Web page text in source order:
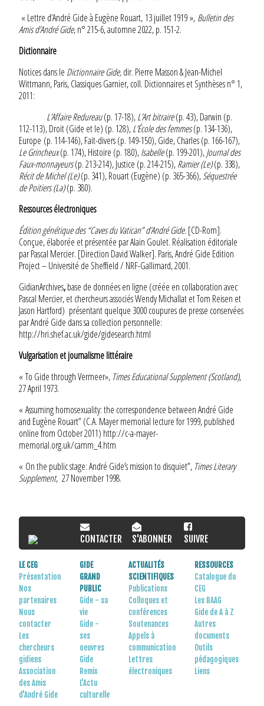
« Lettre d’André Gide à Eugène Rouart, 13 juillet 1919 », Bulletin des
Amis d’André Gide, n° 215-6, automne 2022, p. 151-2.
Dictionnaire
Notices dans le Dictionnaire Gide,dir. Pierre Masson & Jean-Michel
Wittmann, Paris, Classiques Garnier, coll. Dictionnaires et Synthèses n° 1,
2011:
L’Affaire Redureau(p. 17-18),L’Art bitraire(p. 43), Darwin (p.
112-113), Droit (Gide et le) (p. 128),L’École des femmes(p. 134-136),
Europe (p. 114-146), Fait-divers (p. 149-150), Gide, Charles (p. 166-167),
Le Grincheux(p. 174), Histoire (p. 180),Isabelle(p. 199-201),Journal des
Faux-monnayeurs(p. 213-214), Justice (p. 214-215),Ramier (Le)(p. 338),
Récit de Michel (Le)(p. 341), Rouart (Eugène) (p. 365-366),Séquestrée
de Poitiers (La)(p. 380).
Ressources électroniques
Édition génétique des “Caves du Vatican” d’André Gide.[CD-Rom].
Conçue, élaborée et présentée par Alain Goulet. Réalisation éditoriale
par Pascal Mercier. [Direction David Walker]. Paris, André Gide Edition
Project – Université de Sheffield / NRF-Gallimard, 2001.
GidianArchives,base de données en ligne (créée en collaboration avec
Pascal Mercier, et chercheurs associés Wendy Michallat et Tom Reisen et
Jason Hartford) présentant quelque 3000 coupures de presse conservées
par André Gide dans sa collection personnelle:
http://hri.shef.ac.uk/gide/gidesearch.html
Vulgarisation et journalisme littéraire
« To Gide through Vermeer», Times Educational Supplement (Scotland),
27 April 1973.
« Assuming homosexuality: the correspondence between André Gide
and Eugène Rouart” (C.A. Mayer memorial lecture for 1999, published
online from October 2011) http://c-a-mayer-
memorial.org.uk/camm_4.htm
« On the public stage: André Gide’s mission to disquiet”, Times Literary
Supplement, 27 November 1998.
CONTACTER S'ABONNER SUIVRE
LE CEG
Présentation
Nos
partenaires
Nous
contacter
Les
chercheurs
gidiens
Association
des Amis
d'André Gide
GIDE
GRAND
PUBLIC
Gide - sa
vie
Gide -
ses
oeuvres
Gide
Remix
L'Actu
culturelle
ACTUALITÉS
SCIENTIFIQUES
Publications
Colloques et
conférences
Soutenances
Appels à
communication
Lettres
électroniques
RESSOURCES
Catalogue du
CEG
Les BAAG
Gide de A à Z
Autres
documents
Outils
pédagogiques
Liens